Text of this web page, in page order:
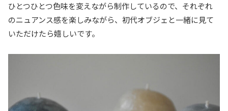
ひとつひとつ色味を変えながら制作しているので、それぞれ
のニュアンス感を楽しみながら、初代オブジェと一緒に見て
いただけたら嬉しいです。